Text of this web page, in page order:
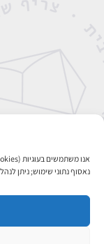
נאסוף נתוני שימוש; ניתן
אבן